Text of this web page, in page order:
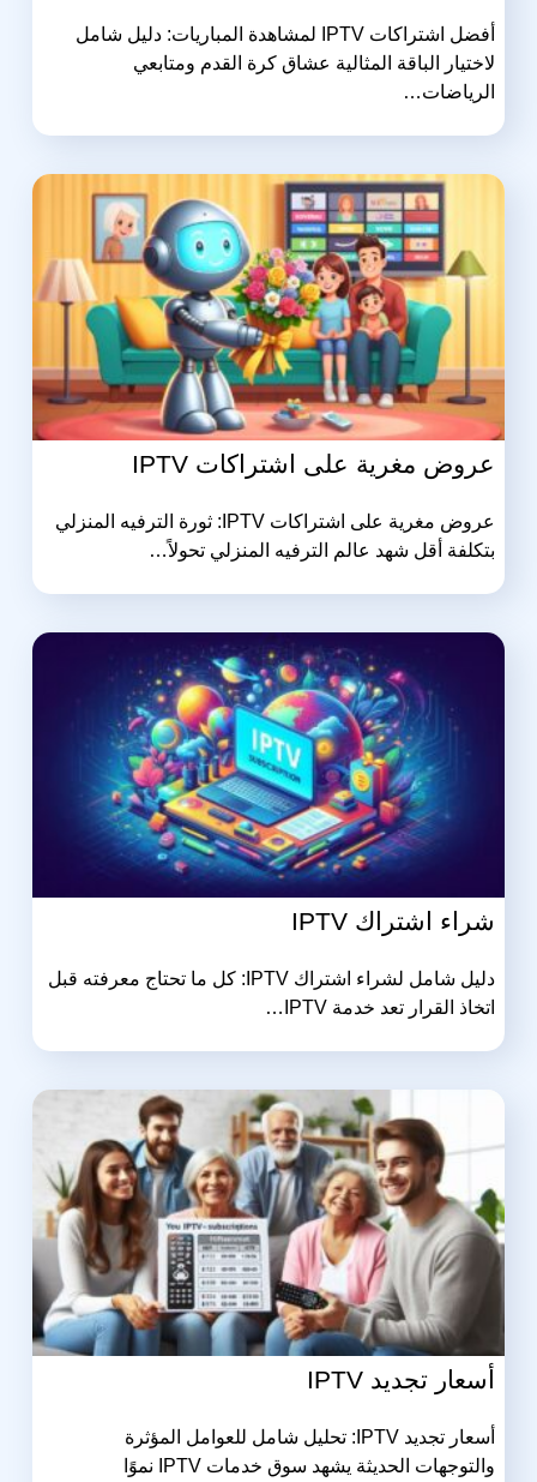
أفضل اشتراكات IPTV لمشاهدة المباريات: دليل شامل
لاختيار الباقة المثالية عشاق كرة القدم ومتابعي
الرياضات…
عروض مغرية على اشتراكات IPTV
عروض مغرية على اشتراكات IPTV: ثورة الترفيه المنزلي
بتكلفة أقل شهد عالم الترفيه المنزلي تحولاً…
شراء اشتراك IPTV
دليل شامل لشراء اشتراك IPTV: كل ما تحتاج معرفته قبل
اتخاذ القرار تعد خدمة IPTV…
أسعار تجديد IPTV
أسعار تجديد IPTV: تحليل شامل للعوامل المؤثرة
والتوجهات الحديثة يشهد سوق خدمات IPTV نموًا